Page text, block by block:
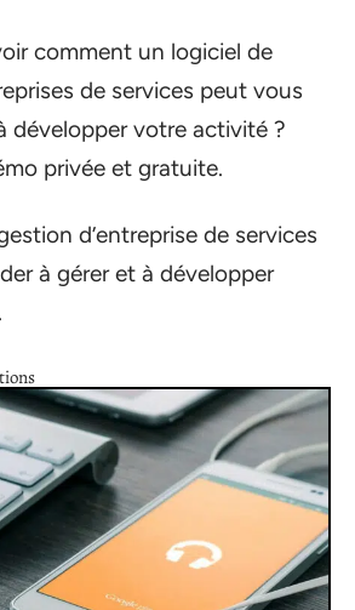
comment un logiciel de
de services peut vous
développer votre activité ?
privée et gratuite.
d’entreprise de services
à gérer et à développer